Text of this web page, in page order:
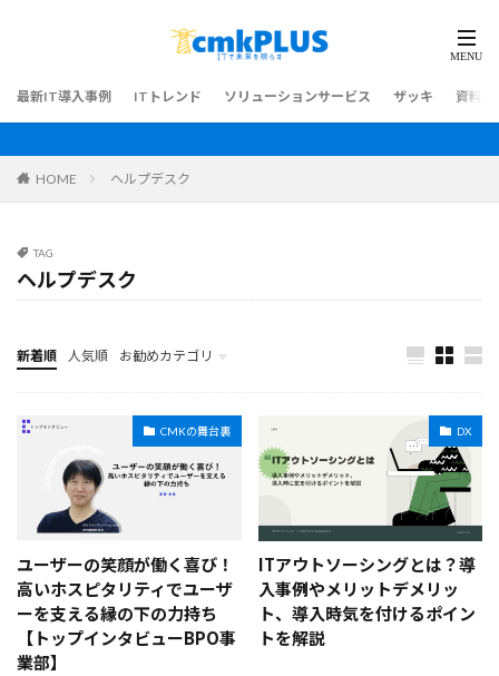
最新IT導入事例 ITトレンド ソリューションサービス ザッキ 資料ダ
HOME ヘルプデスク
TAG
ヘルプデスク
新着順 人気順 お勧めカテゴリ
最新IT導入事例
CMKの舞台裏
ユーザーの笑顔が働く喜び！
高いホスピタリティでユーザ
ーを支える縁の下の力持ち
【トップインタビューBPO事
業部】
DX
ITアウトソーシングとは？導
入事例やメリットデメリッ
ト、導入時気を付けるポイン
トを解説